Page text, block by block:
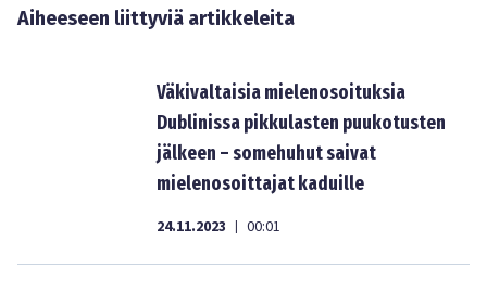
Aiheeseen liittyviä artikkeleita
Väkivaltaisia mielenosoituksia
Dublinissa pikkulasten puukotusten
jälkeen – somehuhut saivat
mielenosoittajat kaduille
24.11.2023 | 00:01